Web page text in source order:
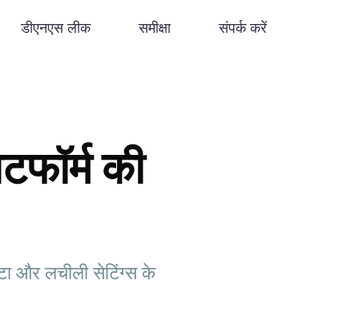
डीएनएस लीक समीक्षा संपर्क करें
की
और लचीली सेटिंग्स के